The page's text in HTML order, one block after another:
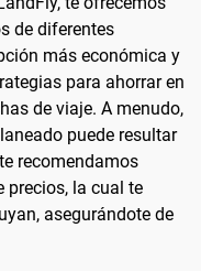
de diferentes
más económica y
para ahorrar en
de viaje. A menudo,
puede resultar
recomendamos
precios, la cual te
asegurándote de